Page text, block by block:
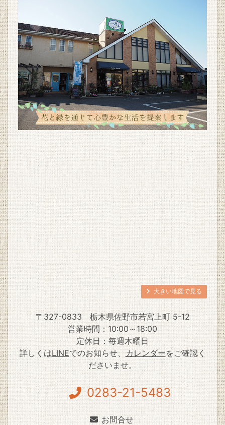
大きい地図で見る
〒327-0833
栃木県佐野市若宮上町 5-12
営業時間：10:00～18:00
定休日：毎週木曜日
詳しくはLINEでのお知らせ、カレンダーをご確認く
ださいませ。
0283-21-5483
お問合せ